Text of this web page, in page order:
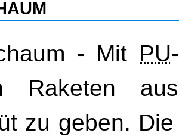
- Mit PU
Raketen
zu geben.